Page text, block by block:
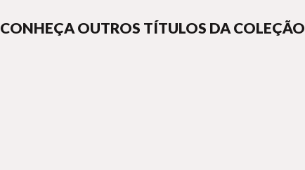
CONHEÇA OUTROS TÍTULOS DA COLEÇÃO